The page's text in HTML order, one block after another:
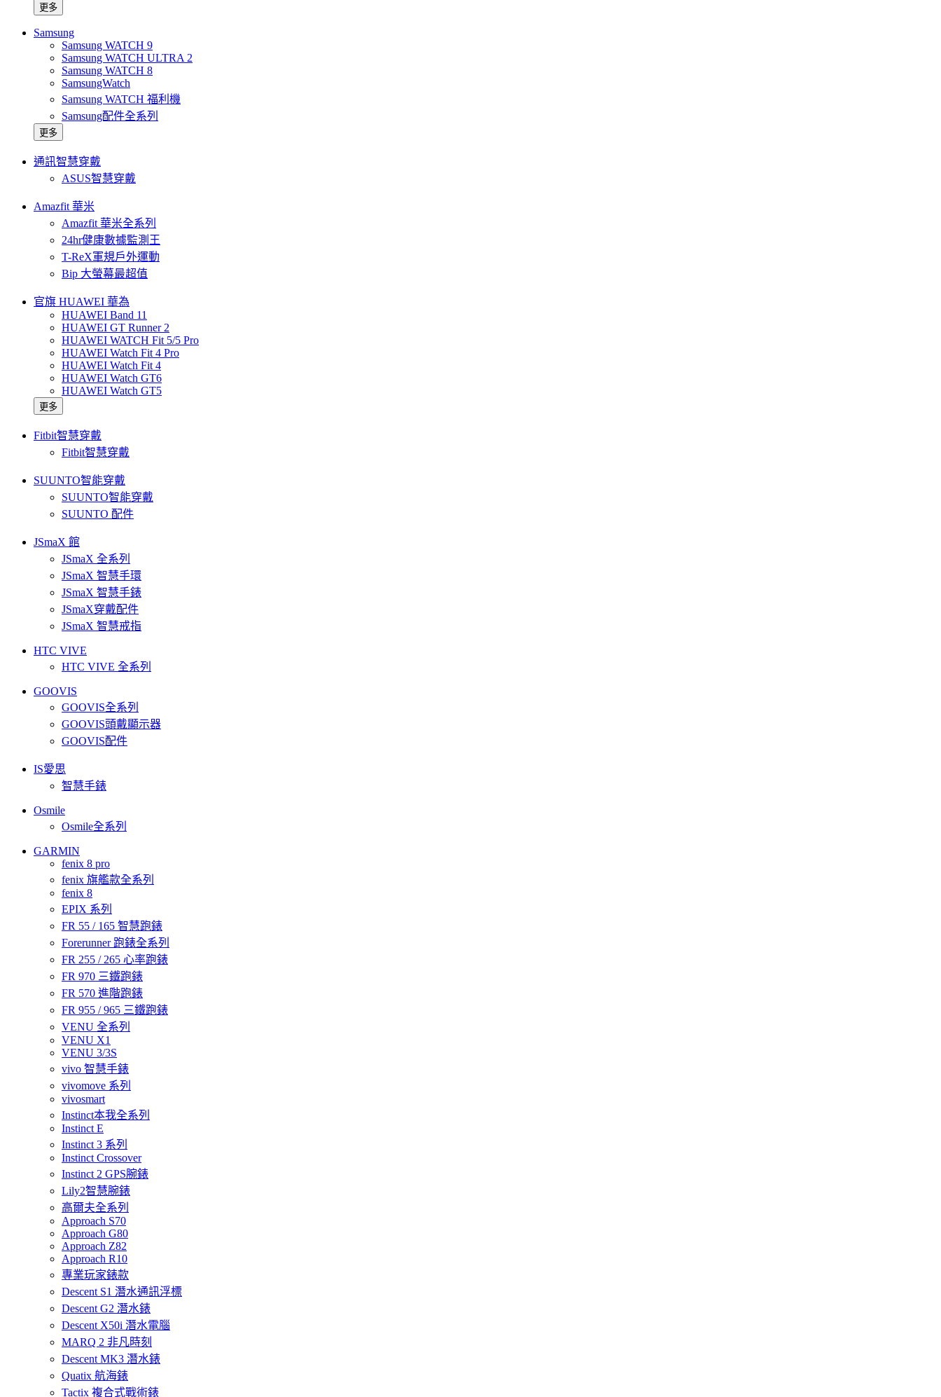
更多
Samsung
Samsung WATCH 9
Samsung WATCH ULTRA 2
Samsung WATCH 8
SamsungWatch
Samsung WATCH 福利機
Samsung配件全系列
更多
通訊智慧穿戴
ASUS智慧穿戴
Amazfit 華米
Amazfit 華米全系列
24hr健康數據監測王
T-ReX軍規戶外運動
Bip 大螢幕最超值
官旗 HUAWEI 華為
HUAWEI Band 11
HUAWEI GT Runner 2
HUAWEI WATCH Fit 5/5 Pro
HUAWEI Watch Fit 4 Pro
HUAWEI Watch Fit 4
HUAWEI Watch GT6
HUAWEI Watch GT5
更多
Fitbit智慧穿戴
Fitbit智慧穿戴
SUUNTO智能穿戴
SUUNTO智能穿戴
SUUNTO 配件
JSmaX 館
JSmaX 全系列
JSmaX 智慧手環
JSmaX 智慧手錶
JSmaX穿戴配件
JSmaX 智慧戒指
HTC VIVE
HTC VIVE 全系列
GOOVIS
GOOVIS全系列
GOOVIS頭戴顯示器
GOOVIS配件
IS愛思
智慧手錶
Osmile
Osmile全系列
GARMIN
fenix 8 pro
fenix 旗艦款全系列
fenix 8
EPIX 系列
FR 55 / 165 智慧跑錶
Forerunner 跑錶全系列
FR 255 / 265 心率跑錶
FR 970 三鐵跑錶
FR 570 進階跑錶
FR 955 / 965 三鐵跑錶
VENU 全系列
VENU X1
VENU 3/3S
vivo 智慧手錶
vivomove 系列
vivosmart
Instinct本我全系列
Instinct E
Instinct 3 系列
Instinct Crossover
Instinct 2 GPS腕錶
Lily2智慧腕錶
高爾夫全系列
Approach S70
Approach G80
Approach Z82
Approach R10
專業玩家錶款
Descent S1 潛水通訊浮標
Descent G2 潛水錶
Descent X50i 潛水電腦
MARQ 2 非凡時刻
Descent MK3 潛水錶
Quatix 航海錶
Tactix 複合式戰術錶